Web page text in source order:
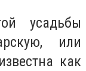
усадьбы
или
как